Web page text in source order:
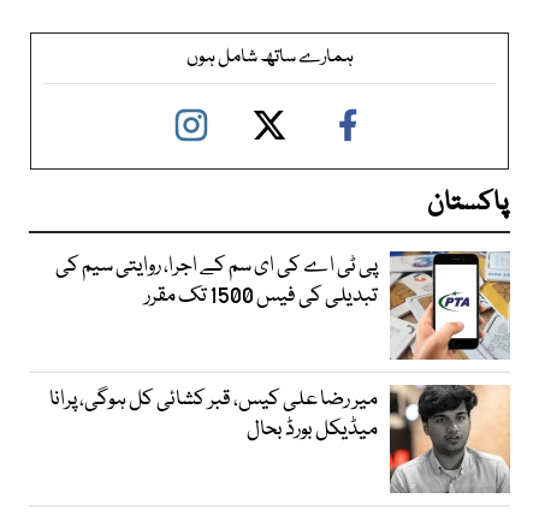
ہمارے ساتھ شامل ہوں
پاکستان
پی ٹی اے کی ای سم کے اجرا، روایتی سیم کی
تبدیلی کی فیس 1500 تک مقرر
میر رضا علی کیس، قبر کشائی کل ہوگی، پرانا
میڈیکل بورڈ بحال